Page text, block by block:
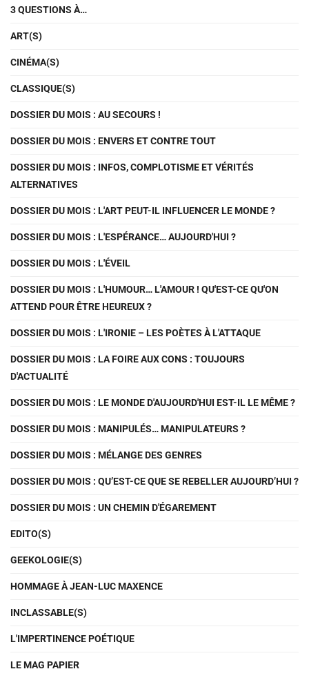
3 QUESTIONS À…
ART(S)
CINÉMA(S)
CLASSIQUE(S)
DOSSIER DU MOIS : AU SECOURS !
DOSSIER DU MOIS : ENVERS ET CONTRE TOUT
DOSSIER DU MOIS : INFOS, COMPLOTISME ET VÉRITÉS
ALTERNATIVES
DOSSIER DU MOIS : L'ART PEUT-IL INFLUENCER LE MONDE ?
DOSSIER DU MOIS : L'ESPÉRANCE… AUJOURD'HUI ?
DOSSIER DU MOIS : L'ÉVEIL
DOSSIER DU MOIS : L'HUMOUR… L'AMOUR ! QU'EST-CE QU'ON
ATTEND POUR ÊTRE HEUREUX ?
DOSSIER DU MOIS : L'IRONIE – LES POÈTES À L'ATTAQUE
DOSSIER DU MOIS : LA FOIRE AUX CONS : TOUJOURS
D'ACTUALITÉ
DOSSIER DU MOIS : LE MONDE D'AUJOURD'HUI EST-IL LE MÊME ?
DOSSIER DU MOIS : MANIPULÉS… MANIPULATEURS ?
DOSSIER DU MOIS : MÉLANGE DES GENRES
DOSSIER DU MOIS : QU’EST-CE QUE SE REBELLER AUJOURD’HUI ?
DOSSIER DU MOIS : UN CHEMIN D'ÉGAREMENT
EDITO(S)
GEEKOLOGIE(S)
HOMMAGE À JEAN-LUC MAXENCE
INCLASSABLE(S)
L'IMPERTINENCE POÉTIQUE
LE MAG PAPIER